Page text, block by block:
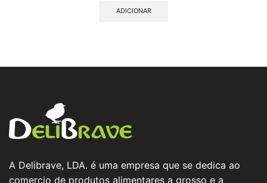
ADICIONAR
A Delibrave, LDA. é uma empresa que se dedica ao
comercio de produtos alimentares a grosso e a